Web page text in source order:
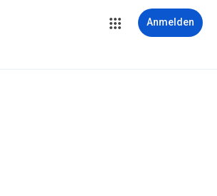
Anmelden